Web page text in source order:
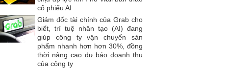
cổ phiếu AI
Giám đốc tài chính của Grab cho
biết, trí tuệ nhân tạo (AI) đang
giúp công ty vận chuyển sản
phẩm nhanh hơn hơn 30%, đồng
thời nâng cao dự báo doanh thu
của công ty